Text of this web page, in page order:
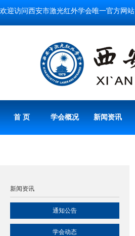
欢迎访问西安市激光红外学会唯一官方网站
首 页 学会概况 新闻资讯
新闻资讯
通知公告
学会动态